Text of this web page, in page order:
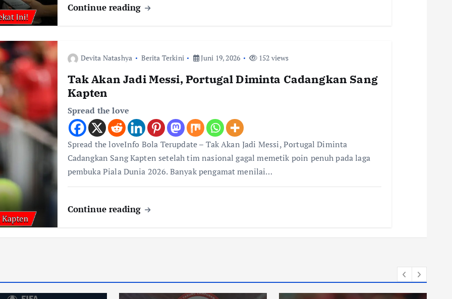
Continue reading
Devita Natashya Berita Terkini Juni 19, 2026 152 views
Tak Akan Jadi Messi, Portugal Diminta Cadangkan Sang
Kapten
Spread the love
Spread the loveInfo Bola Terupdate – Tak Akan Jadi Messi, Portugal Diminta
Cadangkan Sang Kapten setelah tim nasional gagal memetik poin penuh pada laga
pembuka Piala Dunia 2026. Banyak pengamat menilai…
Continue reading